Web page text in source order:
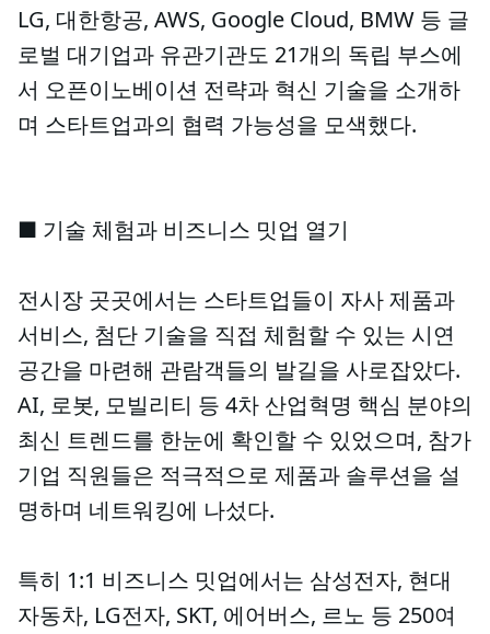
LG, 대한항공, AWS, Google Cloud, BMW 등 글
로벌 대기업과 유관기관도 21개의 독립 부스에
서 오픈이노베이션 전략과 혁신 기술을 소개하
며 스타트업과의 협력 가능성을 모색했다.
■ 기술 체험과 비즈니스 밋업 열기
전시장 곳곳에서는 스타트업들이 자사 제품과
서비스, 첨단 기술을 직접 체험할 수 있는 시연
공간을 마련해 관람객들의 발길을 사로잡았다.
AI, 로봇, 모빌리티 등 4차 산업혁명 핵심 분야의
최신 트렌드를 한눈에 확인할 수 있었으며, 참가
기업 직원들은 적극적으로 제품과 솔루션을 설
명하며 네트워킹에 나섰다.
특히 1:1 비즈니스 밋업에서는 삼성전자, 현대
자동차, LG전자, SKT, 에어버스, 르노 등 250여